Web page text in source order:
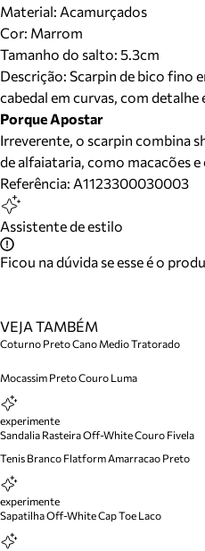
Material: Acamurçados
Cor: Marrom
Tamanho do salto: 5.3cm
Descrição: Scarpin de bico fino
cabedal em curvas, com detalhe
Porque Apostar
Irreverente, o scarpin combina
de alfaiataria, como macacões
Referência: A1123300030003
Assistente de estilo
Ficou na dúvida se esse é o
VEJA TAMBÉM
Coturno Preto Cano Medio Tratorado
Mocassim Preto Couro Luma
experimente
Sandalia Rasteira Off-White Couro Fivela
Tenis Branco Flatform Amarracao Preto
experimente
Sapatilha Off-White Cap Toe Laco